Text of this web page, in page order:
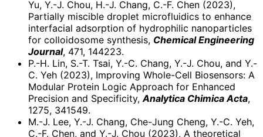
Yu, Y.-J. Chou, H.-J. Chang, C.-F. Chen (2023),
Partially miscible droplet microfluidics to enhance
interfacial adsorption of hydrophilic nanoparticles
for colloidosome synthesis, Chemical Engineering
Journal, 471, 144223.
P.-H. Lin, S.-T. Tsai, Y.-C. Chang, Y.-J. Chou, and Y.-
C. Yeh (2023), Improving Whole-Cell Biosensors: A
Modular Protein Logic Approach for Enhanced
Precision and Specificity,Analytica Chimica Acta,
1275, 341549.
M.-J. Lee, Y.-J. Chang, Che-Jung Cheng, Y.-C. Yeh,
C.-F. Chen, and Y.-J. Chou (2023), A theoretical